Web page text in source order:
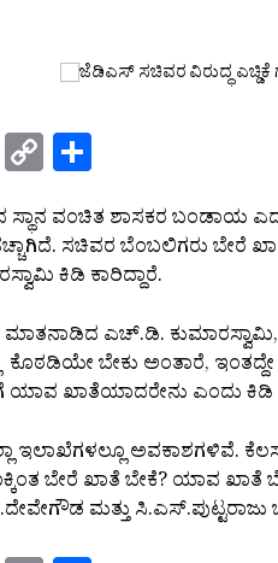
Email
Copy
Link
ಸ್ಥಾನ ವಂಚಿತ ಶಾಸಕರ ಬಂಡಾಯ
ಸಚಿವರ ಬೆಂಬಲಿಗರು ಬೇರೆ
ಕಿಡಿ ಕಾರಿದ್ದಾರೆ.
ಮಾತನಾಡಿದ ಎಚ್‌.ಡಿ.
ಬೇಕು ಅಂತಾರೆ, ಇಂತದ್ದೇ ಮನೆ
ಖಾತೆಯಾದರೇನು ಎಂದು ಕಿಡಿ
ಇಲಾಖೆಗಳಲ್ಲೂ ಅವಕಾಶಗಳಿವೆ.
ಬೇರೆ ಖಾತೆ ಬೇಕೆ? ಯಾವ ಖಾತೆ
ಮತ್ತು ಸಿ.ಎಸ್‌.ಪುಟ್ಟರಾಜು